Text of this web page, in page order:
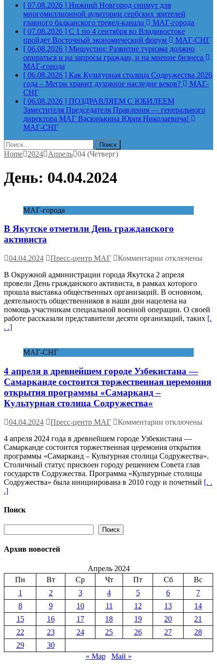
[ 07.08.2026 ] Нижний Новгород снимут для
многомиллионной аудитории сербских зрителей
главного балканского тревел-канала
МАГ-города
[ 07.08.2026 ] С 1 по 4 сентября во Владивостоке
пройдет Восточный экономический форум
МАГ-СНГ
[ 06.08.2026 ] Мишустин: Развитие туризма должно
опираться и на запросы граждан, и на мнение бизнеса
МАГ-города
[ 06.08.2026 ] Как Культурная столица Содружества 2026
года – Мегри хранит духовное наследие веков?
МАГ-
СНГ
[ 06.08.2026 ] ПОЗДРАВЛЯЕМ С ЮБИЛЕЕМ
Заместителя Председателя Правления — генерального
директора МАГ Васюнькина Юрия Николаевича!
МАГ-СНГ
Найти:
Home
2024 Апрель 04 (Четверг)
День: 04.04.2024
МАГ-города
В Якутске отметили День гражданского
активиста
04.04.2024 Пресс-центр МАГ Комментарии к
В
Якутске
отметили
День
гражданского
активиста
отключены
В Окружной администрации города Якутска 2 апреля
провели День гражданского активиста, в рамках которого
прошла выставка общественных организаций. В основном,
деятельность общественников в наши дни нацелена на
помощь участникам специальной военной операции. О своей
работе рассказали представители десяти организаций, таких [.
. .]
МАГ-СНГ
4 апреля в древнейшем городе Узбекистана —
Самарканде состоится торжественная церемония
открытия программы «Самарканд –
Культурная столица Содружества»
04.04.2024 Пресс-центр МАГ Комментарии к
4
апреля
в
древнейшем
городе
Узбекистана
столица
Содружества»
отключены
4 апреля 2024 года в древнейшем городе Узбекистана —
Самарканде состоится торжественная церемония открытия
программы «Самарканд – Культурная столица Содружества».
Столичный статус присвоен городу решением Совета глав
государств Содружества. Программа «Культурные столицы
Содружества» была инициирована в 2010 году и почетный [. .
.]
Поиск
Поиск
Архив новостей
Апрель 2024
Пн
Вт Ср Чт Пт Сб
Вс
1
2 3 4 5 6
7
8
9 10 11 12 13
14
15
16 17 18 19 20
21
22
23 24 25 26 27
28
29
30
« Мар
Май »